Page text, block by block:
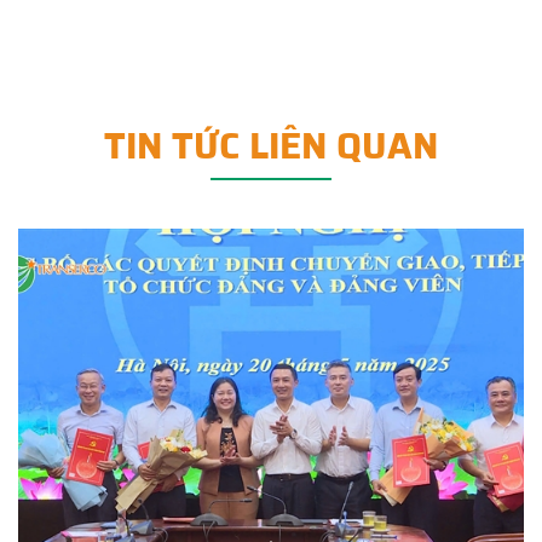
TIN TỨC LIÊN QUAN